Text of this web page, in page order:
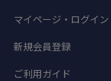
マイページ・ログイン
新規会員登録
ご利用ガイド